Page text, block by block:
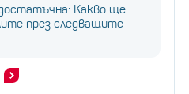
Какво ще
през следващите